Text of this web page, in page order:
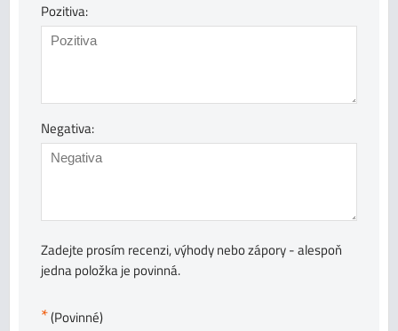
Pozitiva:
Negativa:
Zadejte prosím recenzi, výhody nebo zápory - alespoň
jedna položka je povinná.
*(Povinné)